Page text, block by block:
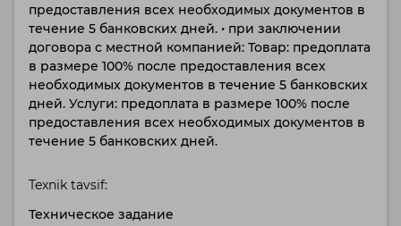
предоставления всех необходимых документов в
течение 5 банковских дней. • при заключении
договора с местной компанией: Товар: предоплата
в размере 100% после предоставления всех
необходимых документов в течение 5 банковских
дней. Услуги: предоплата в размере 100% после
предоставления всех необходимых документов в
течение 5 банковских дней.
Texnik tavsif:
Техническое задание